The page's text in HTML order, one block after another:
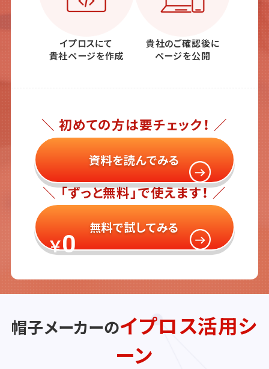
イプロスにて
貴社ページを作成
貴社のご確認後に
ページを公開
＼ 初めての方は要チェック！ ／
資料を読んでみる
＼ 「ずっと無料」で使えます！ ／
￥0
無料で試してみる
帽子メーカーのイプロス活用シ
ーン